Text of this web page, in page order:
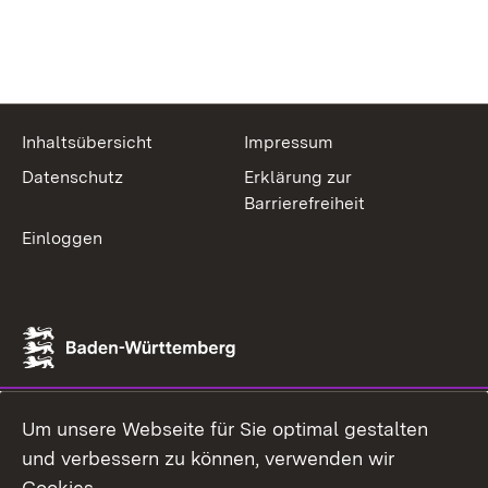
Inhaltsübersicht
Impressum
Datenschutz
Erklärung zur
Barrierefreiheit
Einloggen
Um unsere Webseite für Sie optimal gestalten
und verbessern zu können, verwenden wir